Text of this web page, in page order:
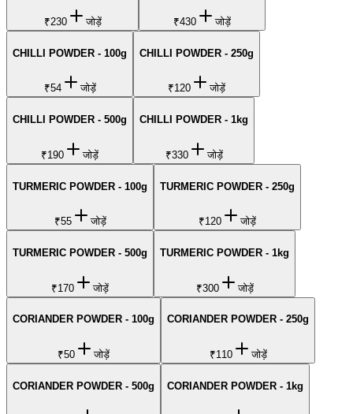
₹230 जोड़ें ₹430 जोड़ें
CHILLI POWDER - 100g
₹54 जोड़ें
CHILLI POWDER - 250g
₹120 जोड़ें
CHILLI POWDER - 500g
₹190 जोड़ें
CHILLI POWDER - 1kg
₹330 जोड़ें
TURMERIC POWDER - 100g
₹55 जोड़ें
TURMERIC POWDER - 250g
₹120 जोड़ें
TURMERIC POWDER - 500g
₹170 जोड़ें
TURMERIC POWDER - 1kg
₹300 जोड़ें
CORIANDER POWDER - 100g
₹50 जोड़ें
CORIANDER POWDER - 250g
₹110 जोड़ें
CORIANDER POWDER - 500g CORIANDER POWDER - 1kg